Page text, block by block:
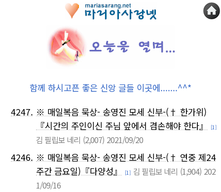
함께 하시고픈 좋은 신앙 글들 이곳에.......^^*
4247. ※ 매일복음 묵상- 송영진 모세 신부-(† 한가위)
『시간의 주인이신 주님 앞에서 겸손해야 한다』
[1]
김 필립보 네리 (2,007) 2021/09/20
4246. ※ 매일복음 묵상- 송영진 모세 신부-(† 연중 제24
주간 금요일)『다양성』
[1] 김 필립보 네리 (1,904) 202
1/09/16